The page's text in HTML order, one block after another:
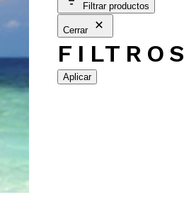
Filtrar productos
Cerrar
FILTROS
Aplicar